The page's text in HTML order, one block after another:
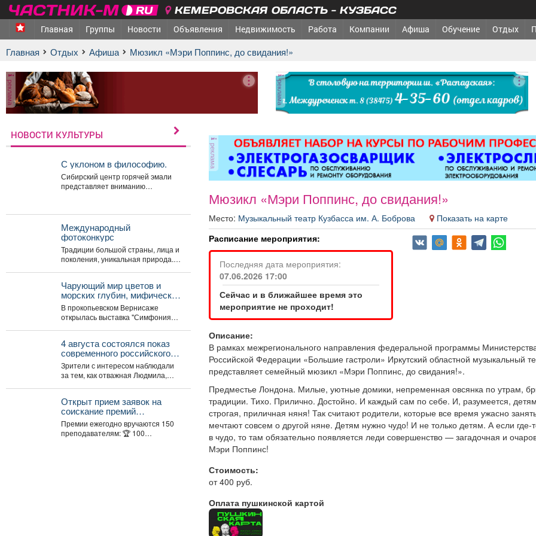
КЕМЕРОВСКАЯ ОБЛАСТЬ - КУЗБАСС
Главная Группы Новости Объявления Недвижимость Работа Компании Афиша Обучение Отдых
Главная Отдых афиша Мюзикл «Мэри Поппинс, до свидания!»
реклама реклама
реклама
Мюзикл «Мэри Поппинс, до свидания!»
Место: Музыкальный театр Кузбасса им. А. Боброва
Показать на карте
Расписание мероприятия:
Последняя дата мероприятия:
07.06.2026 17:00
Сейчас и в ближайшее время это
мероприятие не проходит!
Описание:
В рамках межрегионального направления федеральной программы
Российской Федерации «Большие гастроли» Иркутский областной музыкальный
представляет семейный мюзикл «Мэри Поппинс, до свидания!».
Предместье Лондона. Милые, уютные домики, непременная овсянка по утрам,
традиции. Тихо. Прилично. Достойно. И каждый сам по себе. И, разумеется,
строгая, приличная няня! Так считают родители, которые все время ужасно
мечтают совсем о другой няне. Детям нужно чудо! И не только детям. А если где-
в чудо, то там обязательно появляется леди совершенство — загадочная и
Мэри Поппинс!
Стоимость:
от 400 руб.
Оплата пушкинской картой
НОВОСТИ КУЛЬТУРЫ
С уклоном в философию.
Сибирский центр горячей эмали
представляет вниманию
Международный
фотоконкурс
Традиции большой страны, лица и
поколения, уникальная природа.
«Русская...
Чарующий мир цветов и
морских глубин, мифические
образы древних божеств.
В прокопьевском Вернисаже
открылась выставка "Симфония
искусства Натальи Калугиной. ...
4 августа состоялся показ
современного российского
анимационного фильма
«Руслан и Людмила.
Больше, чем сказка» (2023).
Зрители с интересом наблюдали
за тем, как отважная Людмила,
Открыт прием заявок на
соискание премий
Президента Российской
Федерации для
преподавателей в области
Премии ежегодно вручаются 150
преподавателям: 🏆 100